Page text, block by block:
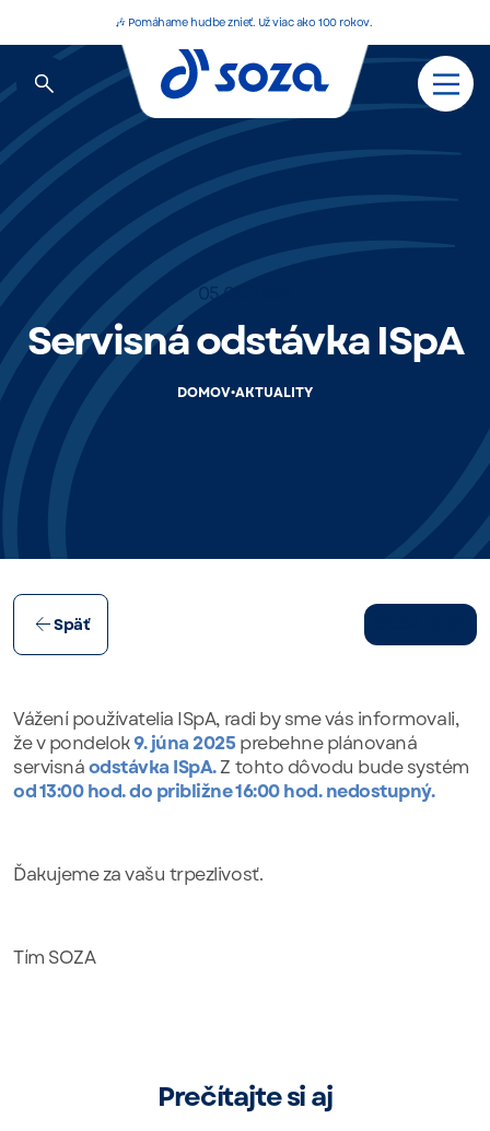
🎶 Pomáhame hudbe znieť. Už viac ako 100 rokov.
05.06.2025
Servisná odstávka ISpA
DOMOV•AKTUALITY
Späť
Vážení používatelia ISpA, radi by sme vás informovali,
že v pondelok9. júna 2025 prebehne plánovaná
servisnáodstávka ISpA.Z tohto dôvodu bude systém
od 13:00 hod. do približne 16:00 hod. nedostupný.
Ďakujeme za vašu trpezlivosť.
Tím SOZA
Prečítajte si aj